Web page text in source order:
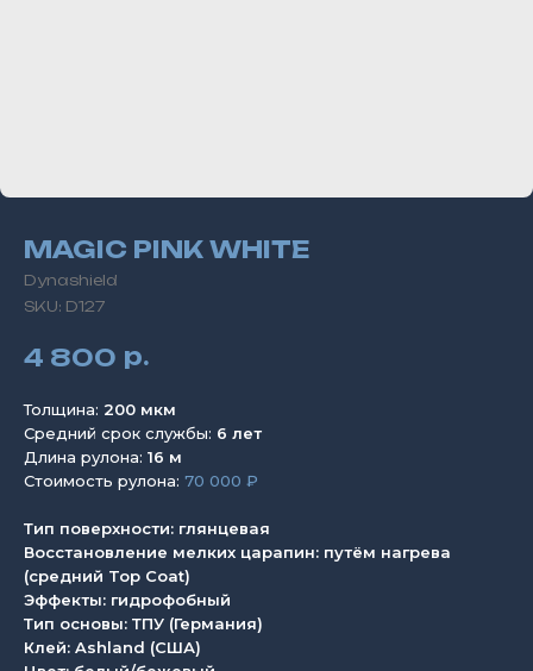
MAGIC PINK WHITE
Dynashield
SKU: D127
4 800 р.
Толщина: 200 мкм
Средний срок службы: 6 лет
Длина рулона: 16 м
Стоимость рулона: 70 000 ₽
Тип поверхности: глянцевая
Восстановление мелких царапин: путём нагрева
(средний Top Coat)
Эффекты: гидрофобный
Тип основы: ТПУ (Германия)
Клей: Ashland (США)